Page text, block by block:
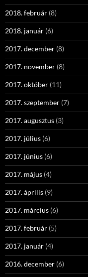
2018. február (8)
2018. január (6)
2017. december (8)
2017. november (8)
2017. október (11)
2017. szeptember (7)
2017. augusztus (3)
2017. július (6)
2017. június (6)
2017. május (4)
2017. április (9)
2017. március (6)
2017. február (5)
2017. január (4)
2016. december (6)